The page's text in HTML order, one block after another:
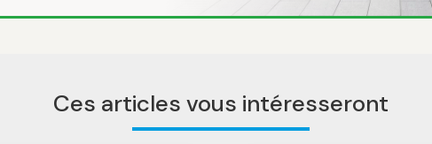
Ces articles vous intéresseront